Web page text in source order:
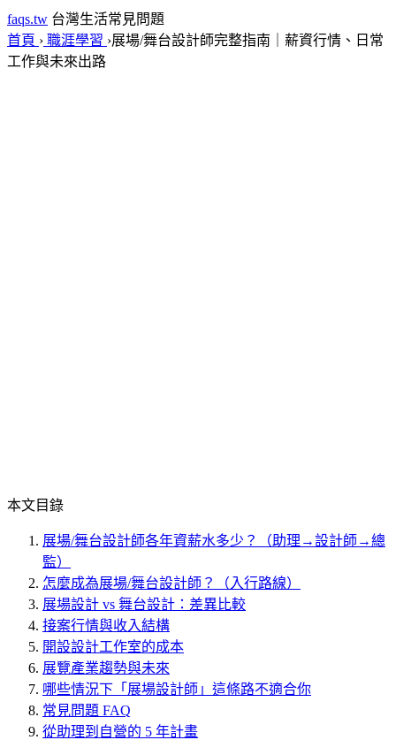
faqs.tw 台灣生活常見問題
首頁 › 職涯學習 ›展場/舞台設計師完整指南｜薪資行情、日常
工作與未來出路
本文目錄
展場/舞台設計師各年資薪水多少？（助理→設計師→總
監）
怎麼成為展場/舞台設計師？（入行路線）
展場設計 vs 舞台設計：差異比較
接案行情與收入結構
開設設計工作室的成本
展覽產業趨勢與未來
哪些情況下「展場設計師」這條路不適合你
常見問題 FAQ
從助理到自營的 5 年計畫